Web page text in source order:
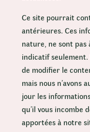
Ce site pourrait
antérieures. Ces
nature, ne sont
indicatif
de modifier le
mais nous n’avons
jour les
qu’il vous incombe
apportées à notre